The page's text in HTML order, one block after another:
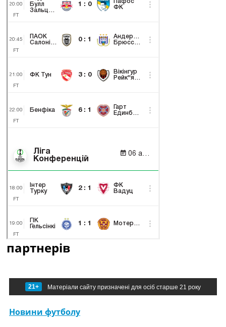
партнерів
21+ Матеріали сайту призначені для осіб старше 21 року
Новини футболу